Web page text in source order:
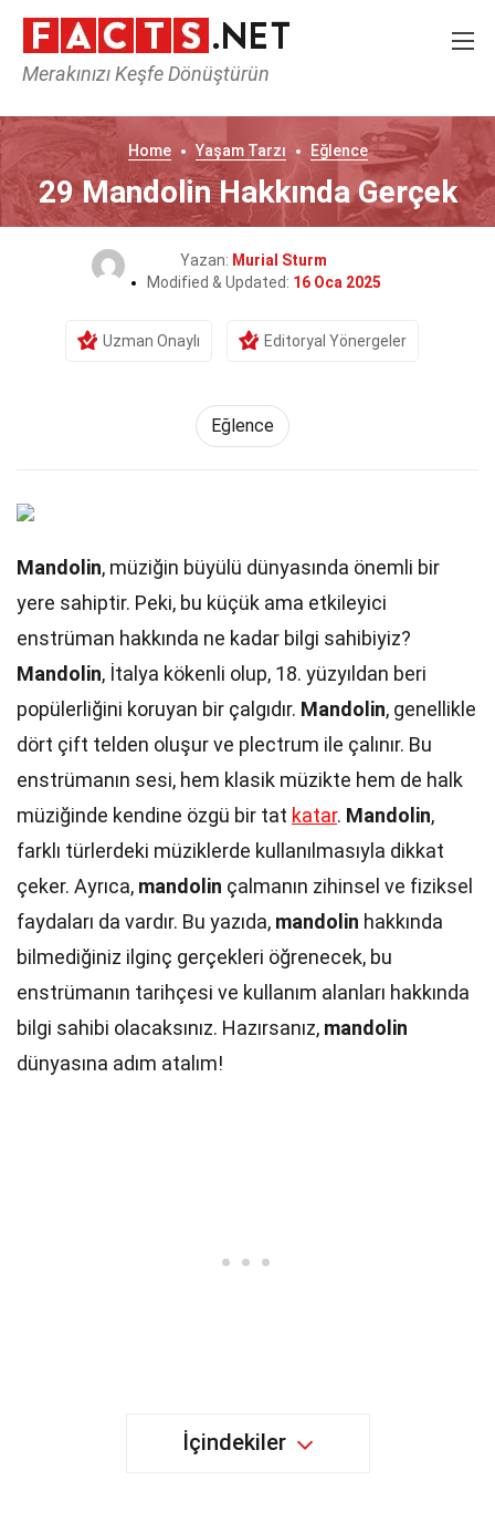
Merakınızı Keşfe Dönüştürün
Home Yaşam Tarzı Eğlence
29 Mandolin Hakkında Gerçek
Yazan: Murial Sturm
Modified & Updated: 16 Oca 2025
Uzman Onaylı Editoryal Yönergeler
Eğlence
Mandolin, müziğin büyülü dünyasında önemli bir
yere sahiptir. Peki, bu küçük ama etkileyici
enstrüman hakkında ne kadar bilgi sahibiyiz?
Mandolin, İtalya kökenli olup, 18. yüzyıldan beri
popülerliğini koruyan bir çalgıdır. Mandolin, genellikle
dört çift telden oluşur ve plectrum ile çalınır. Bu
enstrümanın sesi, hem klasik müzikte hem de halk
müziğinde kendine özgü bir tat katar. Mandolin,
farklı türlerdeki müziklerde kullanılmasıyla dikkat
çeker. Ayrıca, mandolin çalmanın zihinsel ve fiziksel
faydaları da vardır. Bu yazıda, mandolin hakkında
bilmediğiniz ilginç gerçekleri öğrenecek, bu
enstrümanın tarihçesi ve kullanım alanları hakkında
bilgi sahibi olacaksınız. Hazırsanız, mandolin
dünyasına adım atalım!
İçindekiler